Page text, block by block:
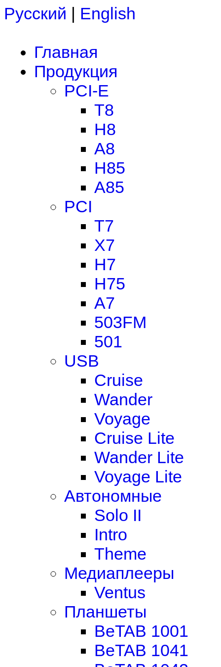
Русский | English
Главная
Продукция
PCI-E
T8
H8
A8
H85
A85
PCI
T7
X7
H7
H75
A7
503FM
501
USB
Cruise
Wander
Voyage
Cruise Lite
Wander Lite
Voyage Lite
Автономные
Solo II
Intro
Theme
Медиаплееры
Ventus
Планшеты
BeTAB 1001
BeTAB 1041